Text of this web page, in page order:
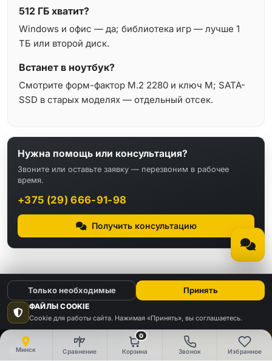
Минск Сравнение
0
Корзина Звонок Избранное
512 ГБ хватит?
Windows и офис — да; библиотека игр — лучше 1
ТБ или второй диск.
Встанет в ноутбук?
Смотрите форм-фактор M.2 2280 и ключ M; SATA-
SSD в старых моделях — отдельный отсек.
Нужна помощь или консультация?
Звоните или оставьте заявку — перезвоним в рабочее
время.
+375 (29) 666-91-98
Получить консультацию
КАТАЛОГ
Видео Аудио
ФАЙЛЫ COOKIE
Cookie для работы сайта. Нажимая «Принять», вы соглашаетесь.
Только необходимые Принять